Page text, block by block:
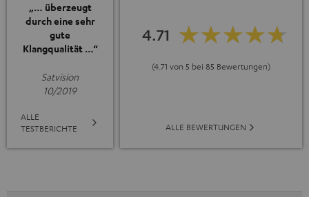
„… überzeugt
durch eine sehr
gute
Klangqualität …“
Satvision
10/2019
ALLE
TESTBERICHTE
4.71
(4.71 von 5 bei 85 Bewertungen)
ALLE BEWERTUNGEN